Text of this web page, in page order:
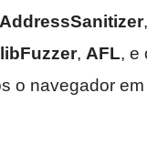
AddressSanitizer,
libFuzzer, AFL, e
o navegador